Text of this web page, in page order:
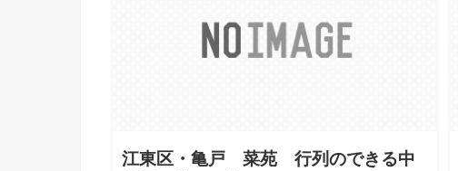
江東区・亀戸 菜苑 行列のできる中